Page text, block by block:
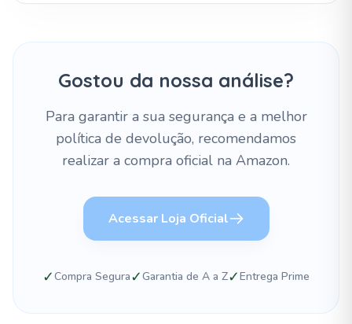
Gostou da nossa análise?
Para garantir a sua segurança e a melhor
política de devolução, recomendamos
realizar a compra oficial na Amazon.
Acessar Loja Oficial
✓Compra Segura✓Garantia de A a Z✓Entrega Prime